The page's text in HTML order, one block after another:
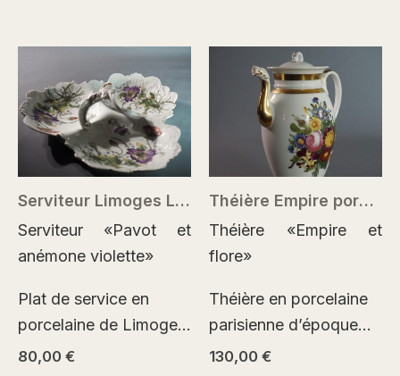
française du…
Serviteur Limoges Léon Sazerat – porcelaine Art nouveau
Serviteur «Pavot et
anémone violette»
Plat de service en
porcelaine de Limoges,
Léon Sazerat, vers
80,00 €
Théière Empire porcelaine de Paris XIXe siècle
Théière «Empire et
flore»
Théière en porcelaine
parisienne d’époque
Empire, vers 1820–
130,00 €